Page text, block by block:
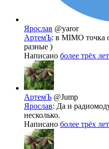
Ярослав @yaror
АртемЪ: в MIMO точка
разные )
Написано более трёх
АртемЪ @Jump
Ярослав: Да и
несколько.
Написано более трёх